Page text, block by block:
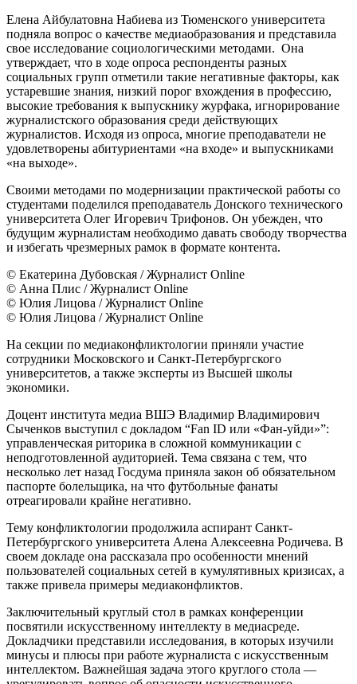
Елена Айбулатовна Набиева из Тюменского университета
подняла вопрос о качестве медиаобразования и представила
свое исследование социологическими методами. Она
утверждает, что в ходе опроса респонденты разных
социальных групп отметили такие негативные факторы, как
устаревшие знания, низкий порог вхождения в профессию,
высокие требования к выпускнику журфака, игнорирование
журналистского образования среди действующих
журналистов. Исходя из опроса, многие преподаватели не
удовлетворены абитуриентами «на входе» и выпускниками
«на выходе».
Своими методами по модернизации практической работы со
студентами поделился преподаватель Донского технического
университета Олег Игоревич Трифонов. Он убежден, что
будущим журналистам необходимо давать свободу творчества
и избегать чрезмерных рамок в формате контента.
© Екатерина Дубовская / Журналист Online
© Анна Плис / Журналист Online
© Юлия Лицова / Журналист Online
© Юлия Лицова / Журналист Online
На секции по медиаконфликтологии приняли участие
сотрудники Московского и Санкт-Петербургского
университетов, а также эксперты из Высшей школы
экономики.
Доцент института медиа ВШЭ Владимир Владимирович
Сыченков выступил с докладом “Fan ID или «Фан-уйди»”:
управленческая риторика в сложной коммуникации с
неподготовленной аудиторией. Тема связана с тем, что
несколько лет назад Госдума приняла закон об обязательном
паспорте болельщика, на что футбольные фанаты
отреагировали крайне негативно.
Тему конфликтологии продолжила аспирант Санкт-
Петербургского университета Алена Алексеевна Родичева. В
своем докладе она рассказала про особенности мнений
пользователей социальных сетей в кумулятивных кризисах, а
также привела примеры медиаконфликтов.
Заключительный круглый стол в рамках конференции
посвятили искусственному интеллекту в медиасреде.
Докладчики представили исследования, в которых изучили
минусы и плюсы при работе журналиста с искусственным
интеллектом. Важнейшая задача этого круглого стола —